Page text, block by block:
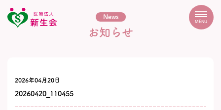
MENU
News
お知らせ
2026年04月20日
20260420_110455